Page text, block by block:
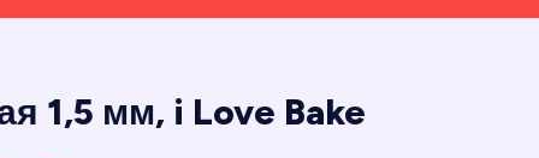
1,5 мм, i Love Bake